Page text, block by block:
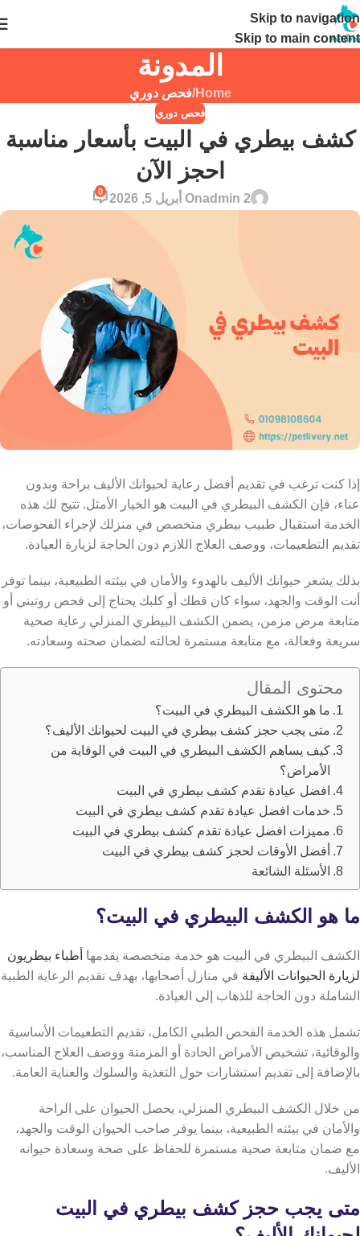
Skip to navigation
Skip to main content
المدونة
Home
/فحص دوري
فحص دوري
كشف بيطري في البيت بأسعار مناسبة
احجز الآن
admin 2On أبريل 5, 2026
0
إذا كنت ترغب في تقديم أفضل رعاية لحيوانك الأليف براحة وبدون
عناء، فإن الكشف البيطري في البيت هو الخيار الأمثل. تتيح لك هذه
الخدمة استقبال طبيب بيطري متخصص في منزلك لإجراء الفحوصات،
تقديم التطعيمات، ووصف العلاج اللازم دون الحاجة لزيارة العيادة.
بذلك يشعر حيوانك الأليف بالهدوء والأمان في بيئته الطبيعية، بينما توفر
أنت الوقت والجهد، سواء كان قطك أو كلبك يحتاج إلى فحص روتيني أو
متابعة مرض مزمن، يضمن الكشف البيطري المنزلي رعاية صحية
سريعة وفعالة، مع متابعة مستمرة لحالته لضمان صحته وسعادته.
محتوى المقال
ما هو الكشف البيطري في البيت؟
متى يجب حجز كشف بيطري في البيت لحيوانك الأليف؟
كيف يساهم الكشف البيطري في البيت في الوقاية من
الأمراض؟
افضل عيادة تقدم كشف بيطري في البيت
خدمات افضل عيادة تقدم كشف بيطري في البيت
مميزات افضل عيادة تقدم كشف بيطري في البيت
أفضل الأوقات لحجز كشف بيطري في البيت
الأسئلة الشائعة
ما هو الكشف البيطري في البيت؟
الكشف البيطري في البيت هو خدمة متخصصة يقدمها أطباء بيطريون
لزيارة الحيوانات الأليفة في منازل أصحابها، بهدف تقديم الرعاية الطبية
الشاملة دون الحاجة للذهاب إلى العيادة.
تشمل هذه الخدمة الفحص الطبي الكامل، تقديم التطعيمات الأساسية
والوقائية، تشخيص الأمراض الحادة أو المزمنة ووصف العلاج المناسب،
بالإضافة إلى تقديم استشارات حول التغذية والسلوك والعناية العامة.
من خلال الكشف البيطري المنزلي، يحصل الحيوان على الراحة
والأمان في بيئته الطبيعية، بينما يوفر صاحب الحيوان الوقت والجهد،
مع ضمان متابعة صحية مستمرة للحفاظ على صحة وسعادة حيوانه
الأليف.
متى يجب حجز كشف بيطري في البيت